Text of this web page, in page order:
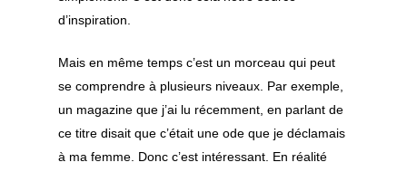
d’inspiration.
Mais en même temps c’est un morceau qui peut
se comprendre à plusieurs niveaux. Par exemple,
un magazine que j’ai lu récemment, en parlant de
ce titre disait que c’était une ode que je déclamais
à ma femme. Donc c’est intéressant. En réalité